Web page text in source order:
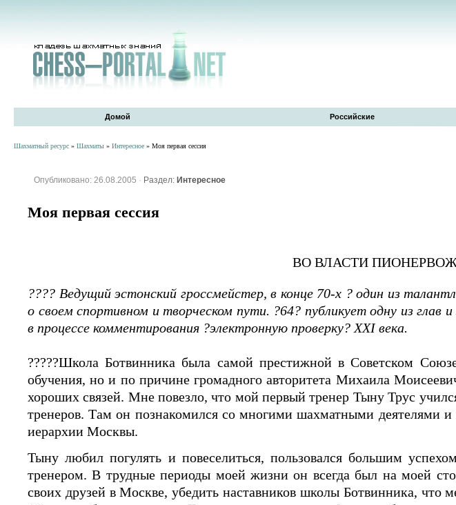
Домой Российские
Шахматный ресурс » Шахматы » Интересное » Моя первая сессия
Опубликовано: 26.08.2005 · Раздел: Интересное
Моя первая сессия
ВО ВЛАСТИ
???? Ведущий эстонский гроссмейстер, в конце 70-х ? один из
о своем спортивном и творческом пути. ?64? публикует одну из
в процессе комментирования ?электронную проверку? XXI века.
?????Школа Ботвинника была самой престижной в Советском
обучения, но и по причине громадного авторитета Михаила
хороших связей. Мне повезло, что мой первый тренер Тыну Трус
тренеров. Там он познакомился со многими шахматными деятелями
иерархии Москвы.
Тыну любил погулять и повеселиться, пользовался большим
тренером. В трудные периоды моей жизни он всегда был на моей
своих друзей в Москве, убедить наставников школы Ботвинника, что